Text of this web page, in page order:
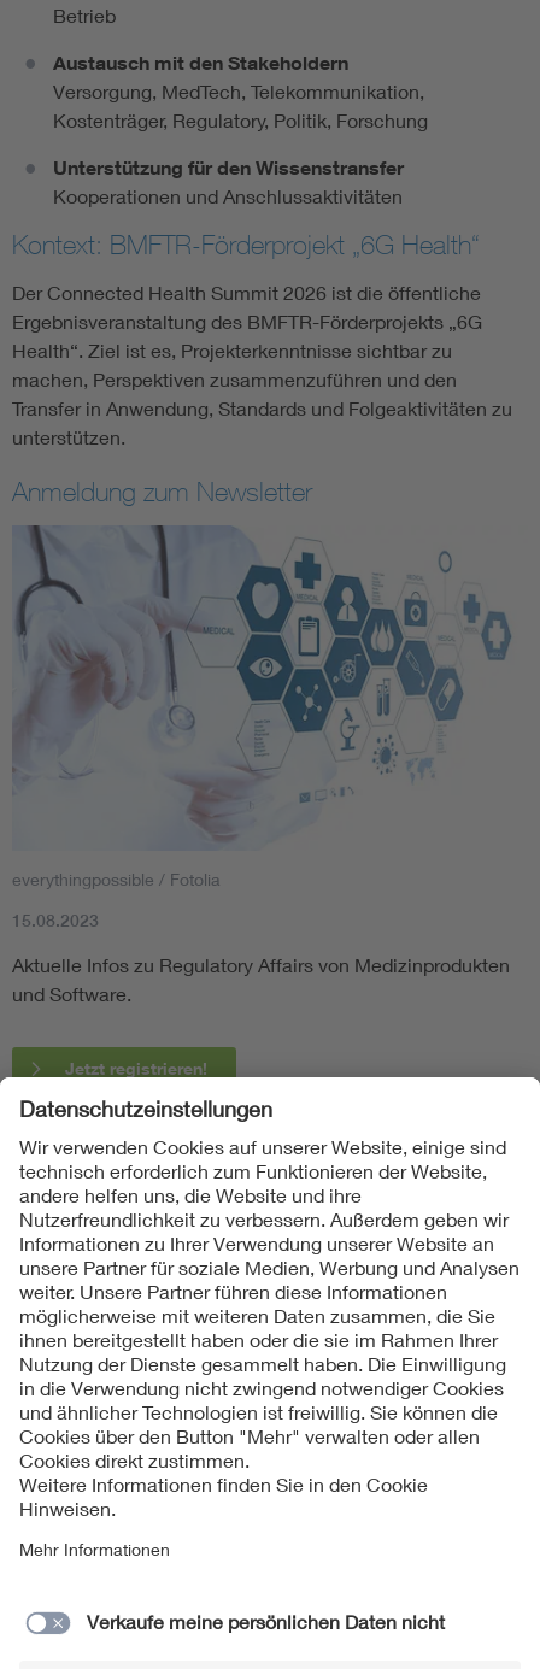
Betrieb
Austausch mit den Stakeholdern
Versorgung, MedTech, Telekommunikation,
Kostenträger, Regulatory, Politik, Forschung
Unterstützung für den Wissenstransfer
Kooperationen und Anschlussaktivitäten
Kontext: BMFTR-Förderprojekt „6G Health“
Der Connected Health Summit 2026 ist die öffentliche
Ergebnisveranstaltung des BMFTR-Förderprojekts „6G
Health“. Ziel ist es, Projekterkenntnisse sichtbar zu
machen, Perspektiven zusammenzuführen und den
Transfer in Anwendung, Standards und Folgeaktivitäten zu
unterstützen.
Anmeldung zum Newsletter
everythingpossible / Fotolia
15.08.2023
Aktuelle Infos zu Regulatory Affairs von Medizinprodukten
und Software.
Jetzt registrieren!
Folgen Sie uns
Kontakte
Service
Impressum
Datenschutzinformationen
Cookie Hinweise
Lieferantenportal